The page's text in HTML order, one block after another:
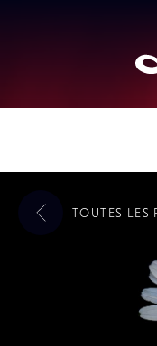
TOUTES LES